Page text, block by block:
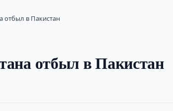
отбыл в Пакистан
отбыл в Пакистан